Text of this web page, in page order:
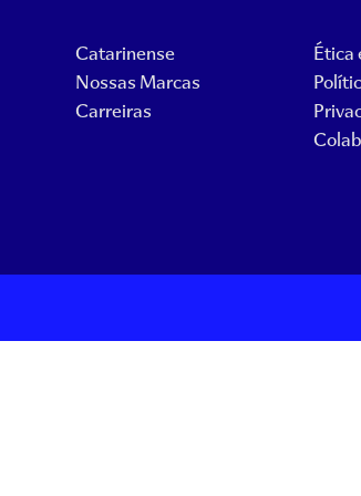
Catarinense
Nossas Marcas
Carreiras
Ética